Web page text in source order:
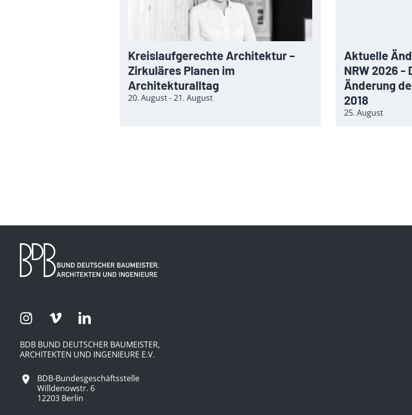
Kreislaufgerechte Architektur –
Zirkuläres Planen im
Architekturalltag
20. August - 21. August
Aktuelle
NRW 2026 -
Änderung
2018
25. August
BDB BUND DEUTSCHER BAUMEISTER,
ARCHITEKTEN UND INGENIEURE E.V.
BDB-Bundesgeschäftsstelle
Willdenowstr. 6
12203 Berlin